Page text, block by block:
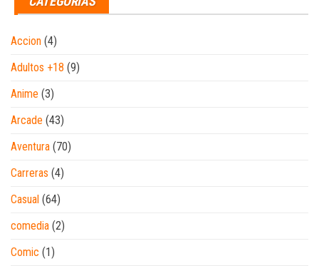
Accion (4)
Adultos +18 (9)
Anime (3)
Arcade (43)
Aventura (70)
Carreras (4)
Casual (64)
comedia (2)
Comic (1)